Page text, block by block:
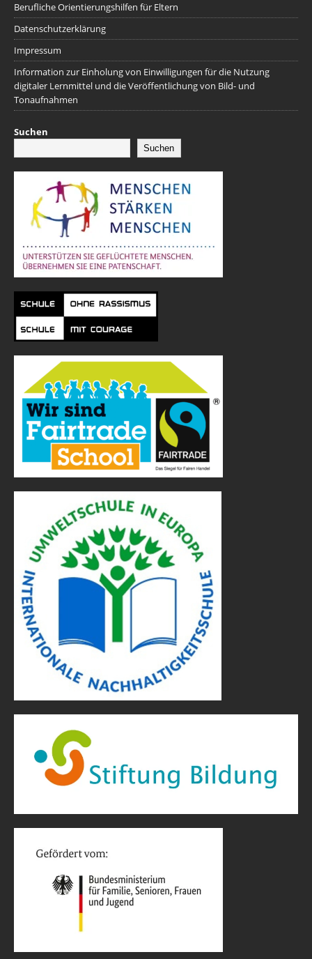
Berufliche Orientierungshilfen für Eltern
Datenschutzerklärung
Impressum
Information zur Einholung von Einwilligungen für die Nutzung
digitaler Lernmittel und die Veröffentlichung von Bild- und
Tonaufnahmen
Suchen
Suchen